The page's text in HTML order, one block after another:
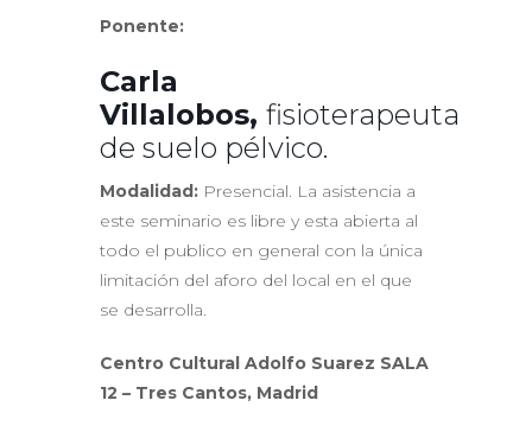
Ponente:
Carla
Villalobos, fisioterapeuta
de suelo pélvico.
Modalidad: Presencial. La asistencia a
este seminario es libre y esta abierta al
todo el publico en general con la única
limitación del aforo del local en el que
se desarrolla.
Centro Cultural Adolfo Suarez SALA
12 – Tres Cantos, Madrid